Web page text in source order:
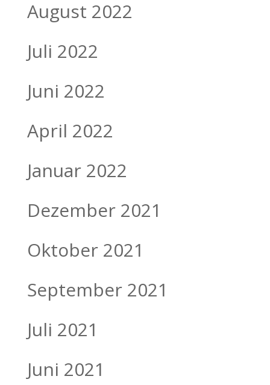
August 2022
Juli 2022
Juni 2022
April 2022
Januar 2022
Dezember 2021
Oktober 2021
September 2021
Juli 2021
Juni 2021